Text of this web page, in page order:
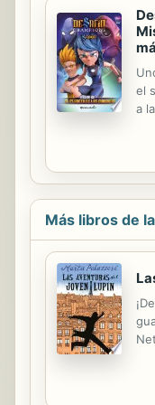
el
a
el
Más libros de